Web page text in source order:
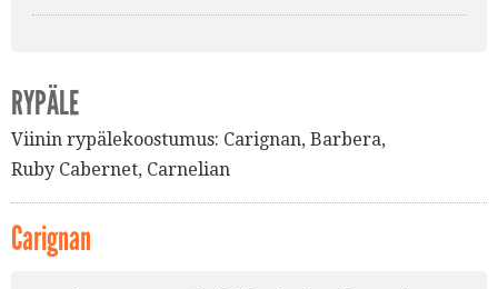
RYPÄLE
Viinin rypälekoostumus: Carignan, Barbera,
Ruby Cabernet, Carnelian
Carignan